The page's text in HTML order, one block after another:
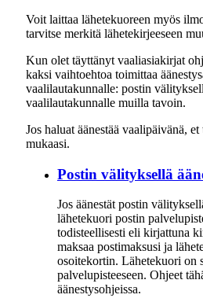
Voit laittaa lähetekuoreen myös
tarvitse merkitä lähetekirjeeseen
Kun olet täyttänyt vaaliasiakirjat
kaksi vaihtoehtoa toimittaa
vaalilautakunnalle: postin
vaalilautakunnalle muilla tavoin.
Jos haluat äänestää vaalipäivänä,
mukaasi.
Postin välityksellä
Jos äänestät postin
lähetekuori postin
todisteellisesti eli kirjattuna
maksaa postimaksusi ja
osoitekortin. Lähetekuori on
palvelupisteeseen. Ohjeet
äänestysohjeissa.